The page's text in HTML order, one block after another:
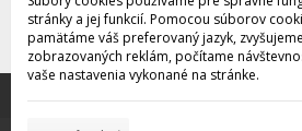
Odobrať
pomáhajú poskytovať služby.
stránky a jej funkcií. Pomocou súborov
pamätáme váš preferovaný jazyk,
zobrazovaných reklám, počítame
vaše nastavenia vykonané na stránke.